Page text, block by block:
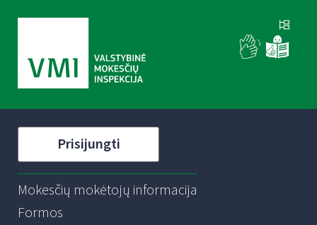
Prisijungti
Mokesčių mokėtojų informacija
Formos